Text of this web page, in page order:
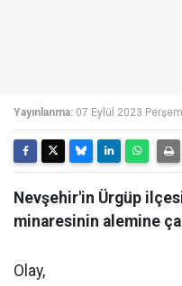
Yayınlanma: 07 Eylül 2023
Nevşehir'in Ürgüp
minaresinin alemine
Olay,